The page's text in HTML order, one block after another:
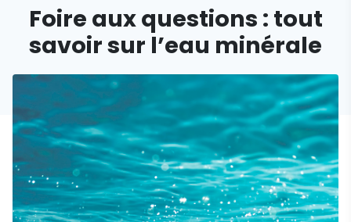
Foire aux questions : tout
savoir sur l’eau minérale